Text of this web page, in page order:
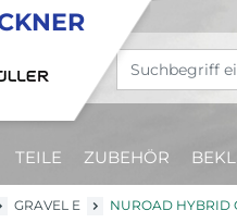
TEILE ZUBEHÖR
GRAVEL E NUROAD HYBRID